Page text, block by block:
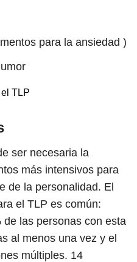
para la ansiedad )
TLP
ser necesaria la
más intensivos para
de la personalidad. El
el TLP es común:
las personas con esta
al menos una vez y el
múltiples. 14